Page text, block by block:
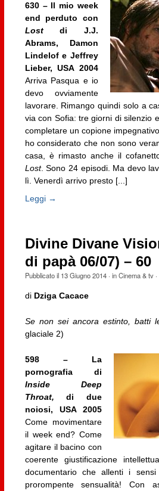
630 – Il mio week
end perduto con
Lostdi J.J.
Abrams, Damon
Lindelof e Jeffrey
Lieber, USA 2004
Arriva Pasqua e io
devo ovviamente
lavorare. Rimango quindi solo a
via con Sofia: tre giorni di silenzio
completare un copione
ho considerato che non sono
casa, è rimasto anche il
Lost. Sono 24 episodi. Ma devo
lì. Venerdì arrivo presto [...]
Leggi →
Divine Divane
di papà 06/07) – 60
Pubblicato il 13 Giugno 2014· inCinema & tv·
di Dziga Cacace
Se non sei ancora estinto, batti
glaciale 2)
598 – La
pornografia di
Inside Deep
Throat, di due
noiosi, USA 2005
Come movimentare
il week end? Come
agitare il bacino con
coerente giustificazione
documentario che allenti i
prorompente sensualità! Con